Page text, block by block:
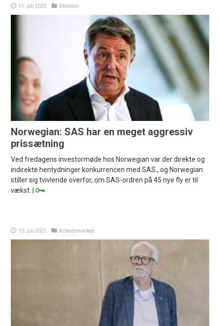
11. juli 2025 Økonomi
Norwegian: SAS har en meget aggressiv
prissætning
Ved fredagens investormøde hos Norwegian var der direkte og
indirekte hentydninger konkurrencen med SAS., og Norwegian
stiller sig tvivlende overfor, om SAS-ordren på 45 nye fly er til
vækst. |
10. juli 2025 Arbejdsmarked